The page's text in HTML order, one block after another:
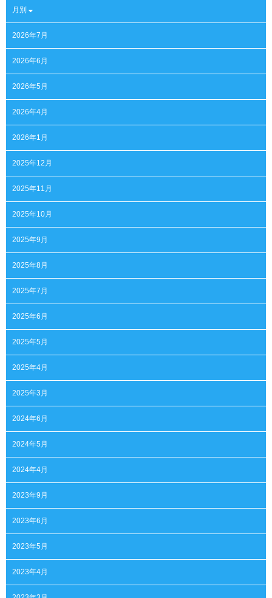
月別
2026年7月
2026年6月
2026年5月
2026年4月
2026年1月
2025年12月
2025年11月
2025年10月
2025年9月
2025年8月
2025年7月
2025年6月
2025年5月
2025年4月
2025年3月
2024年6月
2024年5月
2024年4月
2023年9月
2023年6月
2023年5月
2023年4月